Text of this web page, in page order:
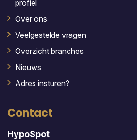
profiel
Over ons
Veelgestelde vragen
Overzicht branches
Nieuws
Adres insturen?
Contact
HypoSpot